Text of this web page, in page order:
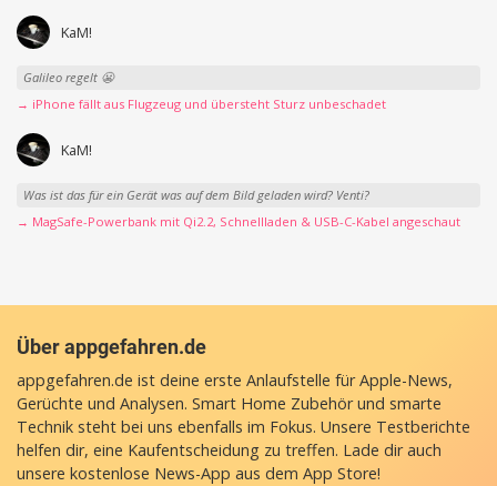
KaM!
Galileo regelt 😬
→ iPhone fällt aus Flugzeug und übersteht Sturz unbeschadet
KaM!
Was ist das für ein Gerät was auf dem Bild geladen wird? Venti?
→ MagSafe-Powerbank mit Qi2.2, Schnellladen & USB-C-Kabel angeschaut
Über appgefahren.de
appgefahren.de ist deine erste Anlaufstelle für Apple-News,
Gerüchte und Analysen. Smart Home Zubehör und smarte
Technik steht bei uns ebenfalls im Fokus. Unsere Testberichte
helfen dir, eine Kaufentscheidung zu treffen. Lade dir auch
unsere kostenlose News-App aus dem App Store!